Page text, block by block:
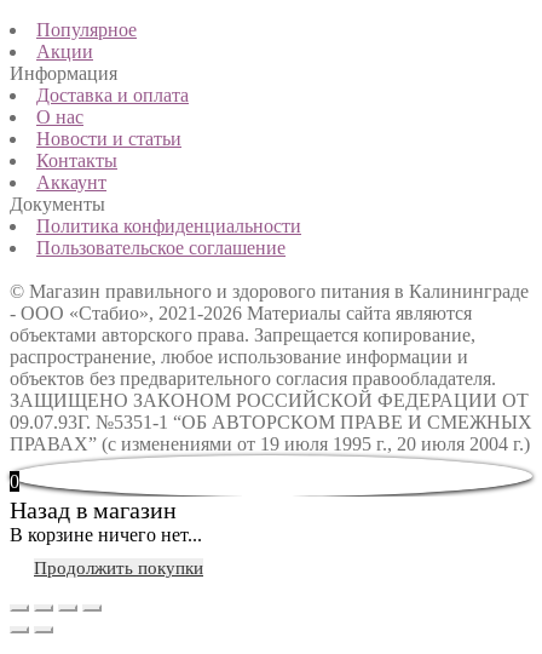
Популярное
Акции
Информация
Доставка и оплата
О нас
Новости и статьи
Контакты
Аккаунт
Документы
Политика конфиденциальности
Пользовательское соглашение
© Магазин правильного и здорового питания в Калининграде
- ООО «Стабио», 2021-2026 Материалы сайта являются
объектами авторского права. Запрещается копирование,
распространение, любое использование информации и
объектов без предварительного согласия правообладателя.
ЗАЩИЩЕНО ЗАКОНОМ РОССИЙСКОЙ ФЕДЕРАЦИИ ОТ
09.07.93Г. №5351-1 “ОБ АВТОРСКОМ ПРАВЕ И СМЕЖНЫХ
ПРАВАХ” (с изменениями от 19 июля 1995 г., 20 июля 2004 г.)
0
Назад в магазин
В корзине ничего нет...
Продолжить покупки